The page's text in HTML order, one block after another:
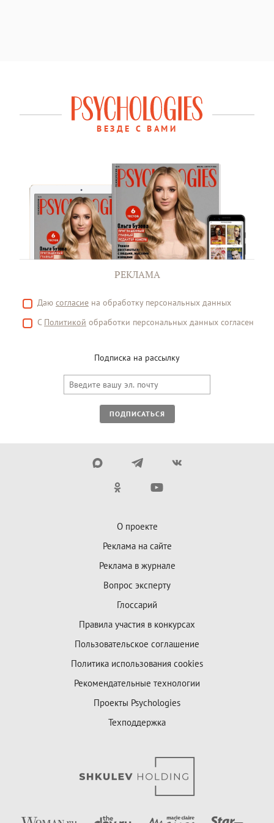
ВЕЗДЕ С ВАМИ
РЕКЛАМА
Даю согласие на обработку персональных данных
С Политикой обработки персональных данных согласен
Подписка на рассылку
ПОДПИСАТЬСЯ
О проекте
Реклама на сайте
Реклама в журнале
Вопрос эксперту
Глоссарий
Правила участия в конкурсах
Пользовательское соглашение
Политика использования cookies
Рекомендательные технологии
Проекты Psychologies
Техподдержка